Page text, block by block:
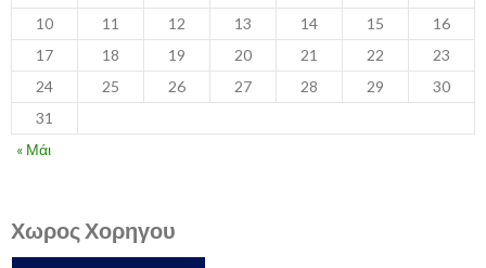
10
11 12 13 14 15
16
17
18 19 20 21 22
23
24
25 26 27 28 29
30
31
« Μάι
Χωρος Χορηγου